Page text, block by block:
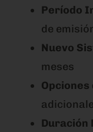
Período
de
Nuevo
meses
Opciones
Duración